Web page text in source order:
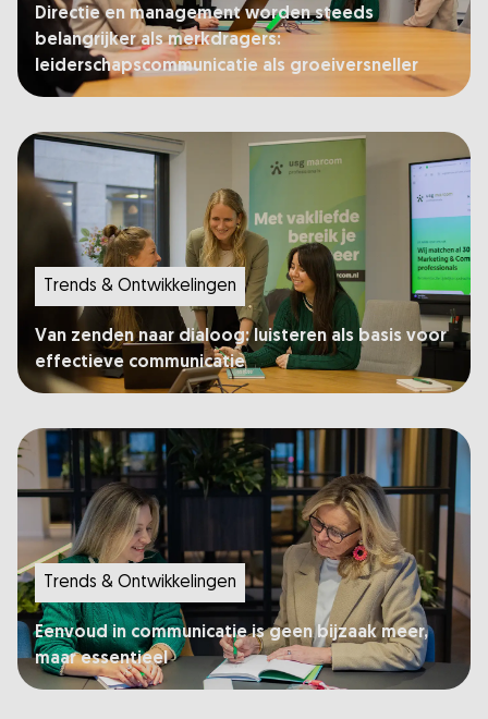
Directie en management worden steeds
belangrijker als merkdragers:
leiderschapscommunicatie als groeiversneller
Trends & Ontwikkelingen
Van zenden naar dialoog: luisteren als basis voor
effectieve communicatie
Trends & Ontwikkelingen
Eenvoud in communicatie is geen bijzaak meer,
maar essentieel